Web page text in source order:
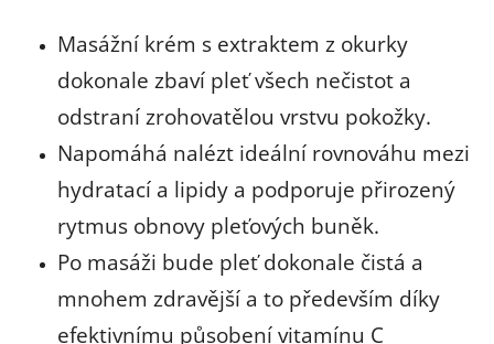
Masážní krém s extraktem z okurky
dokonale zbaví pleť všech nečistot a
odstraní zrohovatělou vrstvu pokožky.
Napomáhá nalézt ideální rovnováhu mezi
hydratací a lipidy a podporuje přirozený
rytmus obnovy pleťových buněk.
Po masáži bude pleť dokonale čistá a
mnohem zdravější a to především díky
efektivnímu působení vitamínu C